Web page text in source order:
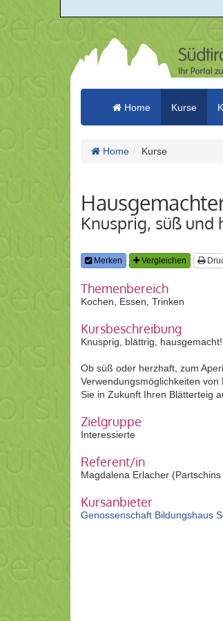
Home Kurse
Home Kurse
Knusprig, süß und
Merken Vergleichen
Themenbereich
Kochen, Essen, Trinken
Kursbeschreibung
Knusprig, blättrig, hausgemacht!
Ob süß oder herzhaft, zum
Verwendungsmöglichkeiten
Sie in Zukunft Ihren Blätterteig
Zielgruppe
Interessierte
Referent/in
Magdalena Erlacher
Kursanbieter
Genossenschaft Bildungshaus